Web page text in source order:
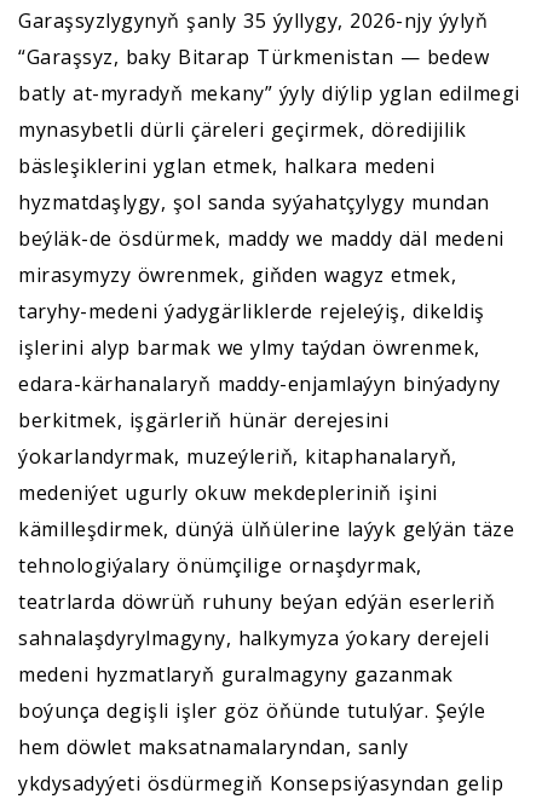
Garaşsyzlygynyň şanly 35 ýyllygy, 2026-njy ýylyň
“Garaşsyz, baky Bitarap Türkmenistan — bedew
batly at-myradyň mekany” ýyly diýlip yglan edilmegi
mynasybetli dürli çäreleri geçirmek, döredijilik
bäsleşiklerini yglan etmek, halkara medeni
hyzmatdaşlygy, şol sanda syýahatçylygy mundan
beýläk-de ösdürmek, maddy we maddy däl medeni
mirasymyzy öwrenmek, giňden wagyz etmek,
taryhy-medeni ýadygärliklerde rejeleýiş, dikeldiş
işlerini alyp barmak we ylmy taýdan öwrenmek,
edara-kärhanalaryň maddy-enjamlaýyn binýadyny
berkitmek, işgärleriň hünär derejesini
ýokarlandyrmak, muzeýleriň, kitaphanalaryň,
medeniýet ugurly okuw mekdepleriniň işini
kämilleşdirmek, dünýä ülňülerine laýyk gelýän täze
tehnologiýalary önümçilige ornaşdyrmak,
teatrlarda döwrüň ruhuny beýan edýän eserleriň
sahnalaşdyrylmagyny, halkymyza ýokary derejeli
medeni hyzmatlaryň guralmagyny gazanmak
boýunça degişli işler göz öňünde tutulýar. Şeýle
hem döwlet maksatnamalaryndan, sanly
ykdysadyýeti ösdürmegiň Konsepsiýasyndan gelip